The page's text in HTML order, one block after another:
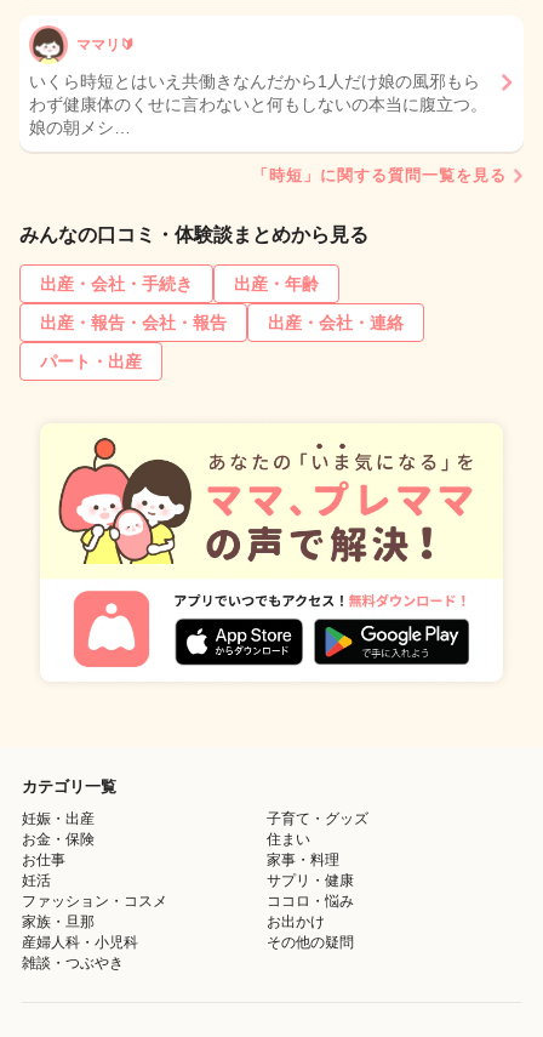
ママリ🔰
いくら時短とはいえ共働きなんだから1人だけ娘の風邪もら
わず健康体のくせに言わないと何もしないの本当に腹立つ。
娘の朝メシ…
「時短」に関する質問一覧を見る
みんなの口コミ・体験談まとめから見る
出産・会社・手続き
出産・年齢
出産・報告・会社・報告
出産・会社・連絡
パート・出産
カテゴリ一覧
妊娠・出産
子育て・グッズ
お金・保険
住まい
お仕事
家事・料理
妊活
サプリ・健康
ファッション・コスメ
ココロ・悩み
家族・旦那
お出かけ
産婦人科・小児科
その他の疑問
雑談・つぶやき